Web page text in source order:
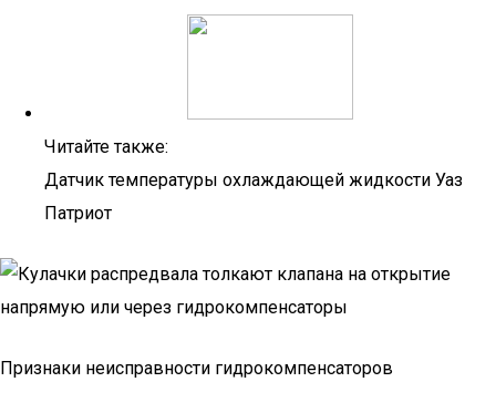
Читайте также:
Датчик температуры охлаждающей жидкости Уаз
Патриот
Признаки неисправности гидрокомпенсаторов